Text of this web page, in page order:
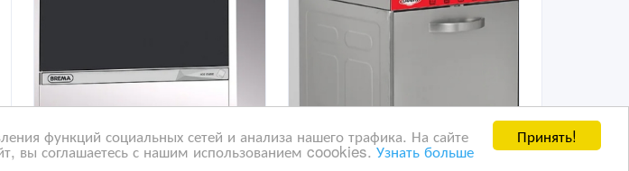
Принять!
функций социальных сетей и анализа нашего трафика. На сайте
вы соглашаетесь с нашим использованием coookies.Узнать больше